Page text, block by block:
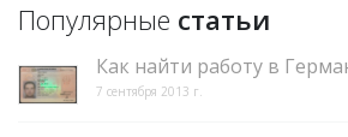
Популярные статьи
Как найти работу в
7 сентября 2013 г.